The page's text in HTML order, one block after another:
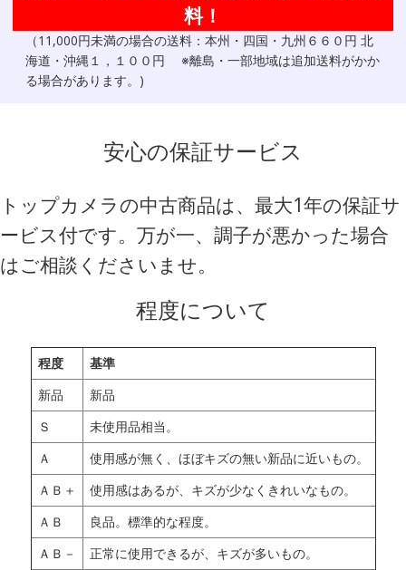
料！
（11,000円未満の場合の送料：本州・四国・九州６６０円 北
海道・沖縄１，１００円 ※離島・一部地域は追加送料がかか
る場合があります。)
安心の保証サービス
トップカメラの中古商品は、最大1年の保証サ
ービス付です。万が一、調子が悪かった場合
はご相談くださいませ。
程度について
程度
基準
新品
新品
Ｓ
未使用品相当。
Ａ
使用感が無く、ほぼキズの無い新品に近いもの。
ＡＢ＋
使用感はあるが、キズが少なくきれいなもの。
ＡＢ
良品。標準的な程度。
ＡＢ－
正常に使用できるが、キズが多いもの。